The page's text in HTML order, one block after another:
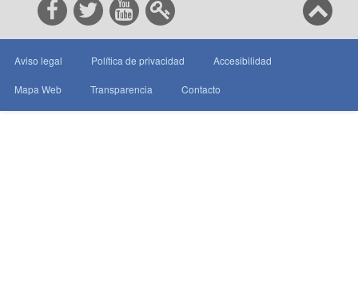
Aviso legal Política de privacidad Accesibilidad
Mapa Web Transparencia Contacto